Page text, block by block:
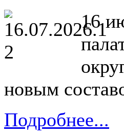
16
новым
Подробнее...